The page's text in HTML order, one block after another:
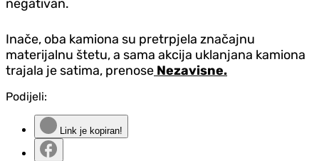
negativan.
Inače, oba kamiona su pretrpjela značajnu
materijalnu štetu, a sama akcija uklanjana kamiona
trajala je satima, prenose Nezavisne.
Podijeli:
Link je kopiran!